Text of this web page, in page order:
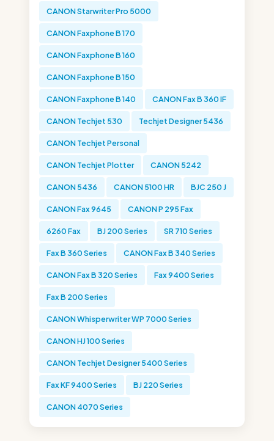
CANON Starwriter Pro 5000
CANON Faxphone B 170
CANON Faxphone B 160
CANON Faxphone B 150
CANON Faxphone B 140 CANON Fax B 360 IF
CANON Techjet 530 Techjet Designer 5436
CANON Techjet Personal
CANON Techjet Plotter CANON 5242
CANON 5436 CANON 5100 HR BJC 250 J
CANON Fax 9645 CANON P 295 Fax
6260 Fax BJ 200 Series SR 710 Series
Fax B 360 Series CANON Fax B 340 Series
CANON Fax B 320 Series Fax 9400 Series
Fax B 200 Series
CANON Whisperwriter WP 7000 Series
CANON HJ 100 Series
CANON Techjet Designer 5400 Series
Fax KF 9400 Series BJ 220 Series
CANON 4070 Series